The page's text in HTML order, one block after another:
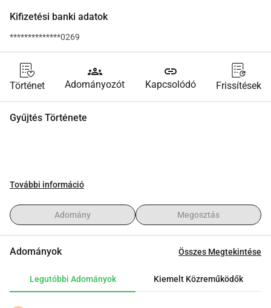
Kifizetési banki adatok
**************0269
Történet
groups
Adományozót
link
Kapcsolódó Frissítések
Gyűjtés Története
További információ
Adomány Megosztás
Adományok Összes Megtekintése
Legutóbbi Adományok Kiemelt Közreműködők